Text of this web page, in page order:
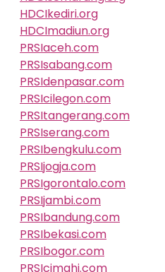
HDCIkediri.org
HDCImadiun.org
PRSIaceh.com
PRSIsabang.com
PRSIdenpasar.com
PRSIcilegon.com
PRSItangerang.com
PRSIserang.com
PRSIbengkulu.com
PRSIjogja.com
PRSIgorontalo.com
PRSIjambi.com
PRSIbandung.com
PRSIbekasi.com
PRSIbogor.com
PRSIcimahi.com